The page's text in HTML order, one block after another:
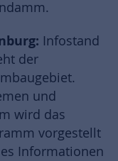
Infostand
der
und
wird das
vorgestellt
Informationen